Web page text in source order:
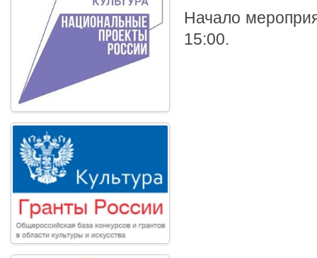
Начало
15:00.